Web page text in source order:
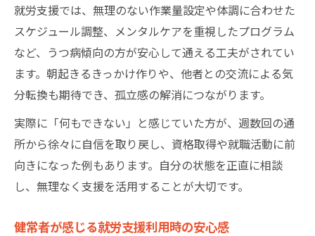
就労支援では、無理のない作業量設定や体調に合わせた
スケジュール調整、メンタルケアを重視したプログラム
など、うつ病傾向の方が安心して通える工夫がされてい
ます。朝起きるきっかけ作りや、他者との交流による気
分転換も期待でき、孤立感の解消につながります。
実際に「何もできない」と感じていた方が、週数回の通
所から徐々に自信を取り戻し、資格取得や就職活動に前
向きになった例もあります。自分の状態を正直に相談
し、無理なく支援を活用することが大切です。
健常者が感じる就労支援利用時の安心感